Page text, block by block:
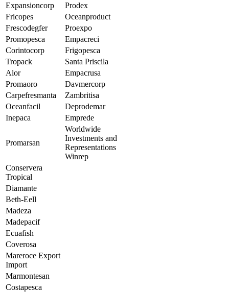
Expansioncorp
Prodex
Fricopes
Oceanproduct
Frescodegfer
Proexpo
Promopesca
Empacreci
Corintocorp
Frigopesca
Tropack
Santa Priscila
Alor
Empacrusa
Promaoro
Davmercorp
Carpefresmanta
Zambritisa
Oceanfacil
Deprodemar
Inepaca
Emprede
Promarsan
Worldwide
Investments and
Representations
Winrep
Conservera
Tropical
Diamante
Beth-Eell
Madeza
Madepacif
Ecuafish
Coverosa
Mareroce Export
Import
Marmontesan
Costapesca